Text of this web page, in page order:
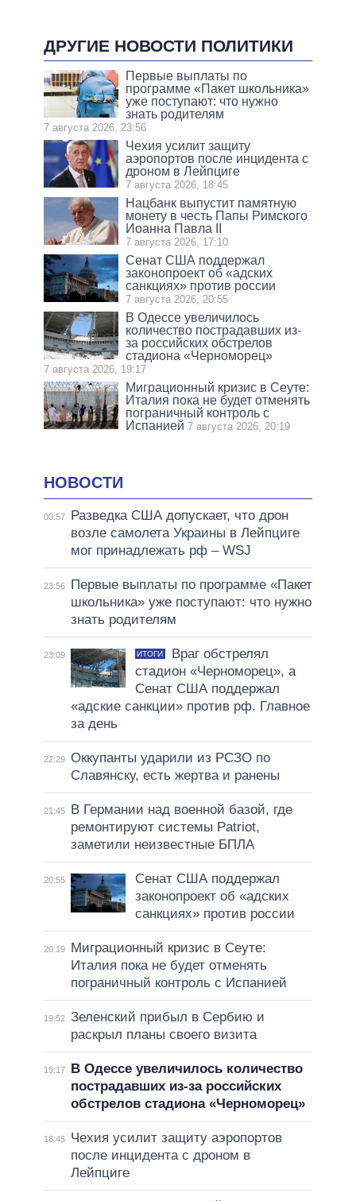
ДРУГИЕ НОВОСТИ ПОЛИТИКИ
Первые выплаты по
программе «Пакет школьника»
уже поступают: что нужно
знать родителям
7 августа 2026, 23:56
Чехия усилит защиту
аэропортов после инцидента с
дроном в Лейпциге
7 августа 2026, 18:45
Нацбанк выпустит памятную
монету в честь Папы Римского
Иоанна Павла II
7 августа 2026, 17:10
Сенат США поддержал
законопроект об «адских
санкциях» против россии
7 августа 2026, 20:55
В Одессе увеличилось
количество пострадавших из-
за российских обстрелов
стадиона «Черноморец»
7 августа 2026, 19:17
Миграционный кризис в Сеуте:
Италия пока не будет отменять
пограничный контроль с
Испанией 7 августа 2026, 20:19
НОВОСТИ
00:57
Разведка США допускает, что дрон
возле самолета Украины в Лейпциге
мог принадлежать рф – WSJ
23:56
Первые выплаты по программе «Пакет
школьника» уже поступают: что нужно
знать родителям
23:09 ИТОГИ
Враг обстрелял
стадион «Черноморец», а
Сенат США поддержал
«адские санкции» против рф. Главное
за день
22:29 Оккупанты ударили из РСЗО по
Славянску, есть жертва и ранены
21:45
В Германии над военной базой, где
ремонтируют системы Patriot,
заметили неизвестные БПЛА
20:55
Сенат США поддержал
законопроект об «адских
санкциях» против россии
20:19
Миграционный кризис в Сеуте:
Италия пока не будет отменять
пограничный контроль с Испанией
19:52 Зеленский прибыл в Сербию и
раскрыл планы своего визита
19:17
В Одессе увеличилось количество
пострадавших из-за российских
обстрелов стадиона «Черноморец»
18:45
Чехия усилит защиту аэропортов
после инцидента с дроном в
Лейпциге